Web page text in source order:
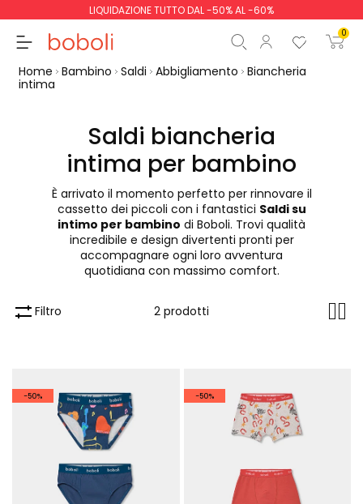
LIQUIDAZIONE TUTTO DAL -50% AL -60%
0
Totale parziale
Totale 0,00 €
Continua Inizio ordine
Home Bambino Saldi Abbigliamento Biancheria
intima
Saldi biancheria
intima per bambino
È arrivato il momento perfetto per rinnovare il
cassetto dei piccoli con i fantastici Saldi su
intimo per bambino di Boboli. Trovi qualità
incredibile e design divertenti pronti per
accompagnare ogni loro avventura
quotidiana con massimo comfort.
Filtro 2 prodotti
-50% -50%